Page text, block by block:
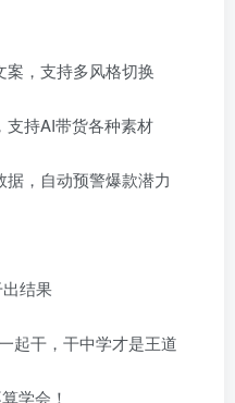
案，支持多风格切换
支持AI带货各种素材
据，自动预警爆款潜力
结果
起干，干中学才是王道
学会！